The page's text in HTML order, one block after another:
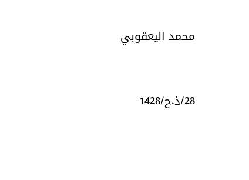
محمد اليعقوبي
28/ذ.ح/1428